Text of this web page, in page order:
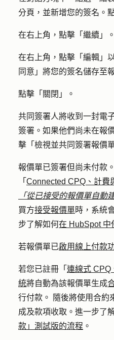
分頁，並新增您的簽名 。
在右上角，點擊「 繼續 」。
在右上角，點擊 「編輯 」
同意 」將您的簽名儲存至
點擊「 關閉 」。
共同簽署人將收到一封電
簽署。如果他們尚未在報
擊「 檢視並共同簽署報價
報價單已簽署但尚未付款。
「 Connected CPQ、計費
「從已接受的報價單自動
買方接受報價單時，系統
步了解如何在 HubSpot 中
若報價單已啟用線上付款
若您已註冊「 連線式 CPQ
統將自動為該報價單生成
行付款。
隨後將使用合約
成及款項收取 。進一步了
款」測試版的流程 。